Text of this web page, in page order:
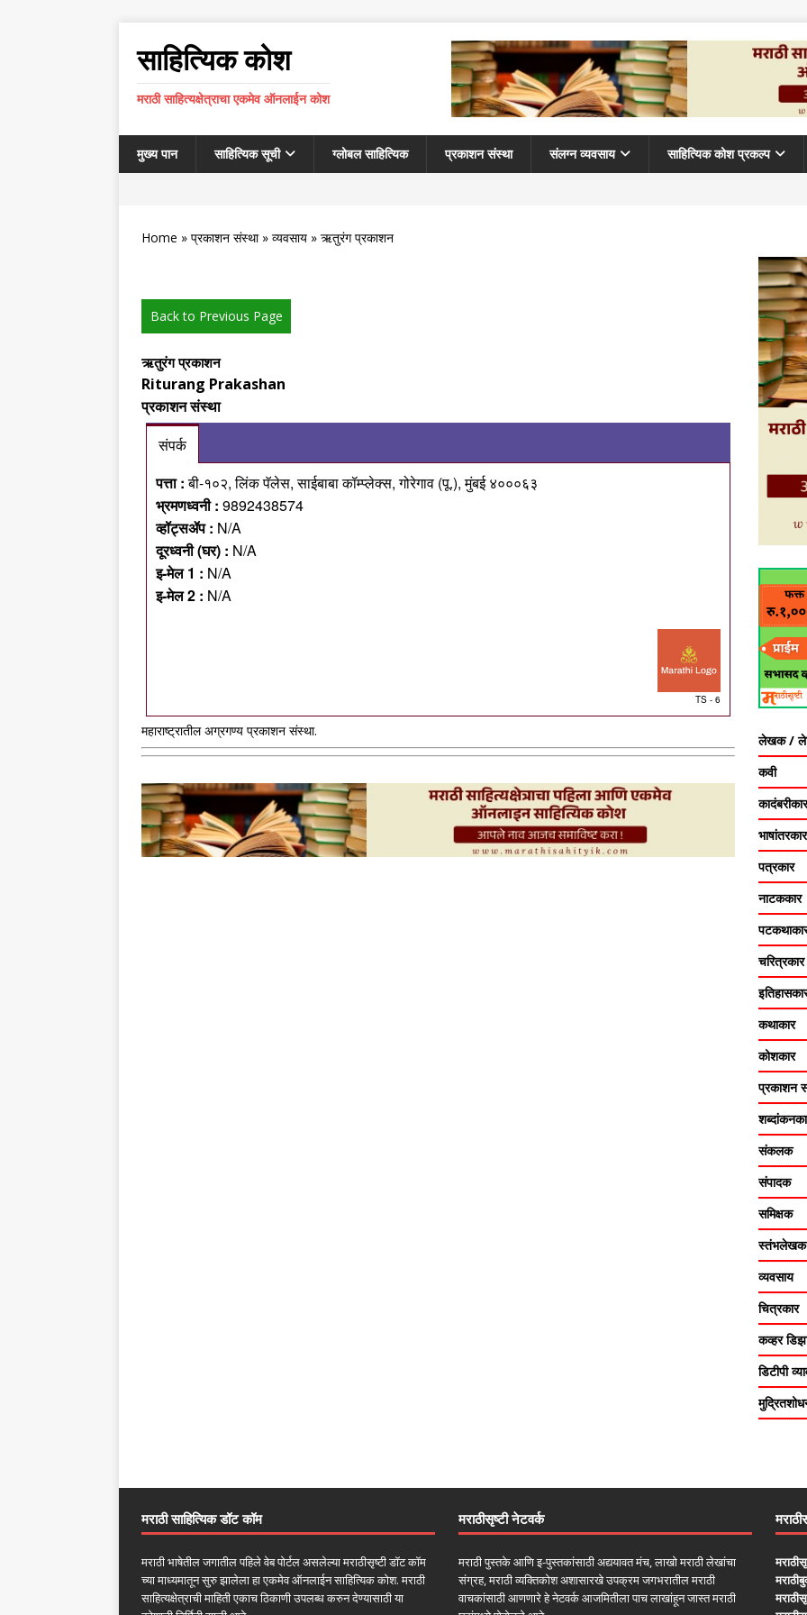
साहित्यिक कोश
मराठी साहित्यक्षेत्राचा एकमेव ऑनलाईन कोश
मुख्य पान साहित्यिक सूची ग्लोबल साहित्यिक प्रकाशन संस्था संलग्न व्यवसाय साहित्यिक कोश प्रकल्प
Home » प्रकाशन संस्था» व्यवसाय » ऋतुरंग प्रकाशन
Back to Previous Page
ऋतुरंग प्रकाशन
Riturang Prakashan
प्रकाशन संस्था
संपर्क
पत्ता :बी-१०२, लिंक पॅलेस, साईबाबा कॉम्प्लेक्स, गोरेगाव (पू.), मुंबई ४०००६३
भ्रमणध्वनी : 9892438574
व्हॉट्सॲप : N/A
दूरध्वनी (घर) : N/A
इ-मेल 1 : N/A
इ-मेल 2 : N/A
TS - 6
महाराष्ट्रातील अग्रगण्य प्रकाशन संस्था.
लेखक /
कवी
कादंबरीकार
भाषांतरकार
पत्रकार
नाटककार
चरित्रकार
कथाकार
कोशकार
प्रकाशन
संकलक
संपादक
समिक्षक
स्तंभलेखक
व्यवसाय
चित्रकार
कव्हर
डिटीपी
मराठी साहित्यिक डॉट कॉम
मराठी भाषेतील जगातील पहिले वेब पोर्टल असलेल्या मराठीसृष्टी डॉट कॉम
च्या माध्यमातून सुरु झालेला हा एकमेव ऑनलाईन साहित्यिक कोश. मराठी
साहित्यक्षेत्राची माहिती एकाच ठिकाणी उपलब्ध करुन देण्यासाठी या
मराठीसृष्टी नेटवर्क
मराठी पुस्तके आणि इ-पुस्तकांसाठी अद्ययावत मंच, लाखो मराठी लेखांचा
संग्रह, मराठी व्यक्तिकोश अशासारखे उपक्रम जगभरातील मराठी
वाचकांसाठी आणणारे हे नेटवर्क आजमितीला पाच लाखांहून जास्त मराठी